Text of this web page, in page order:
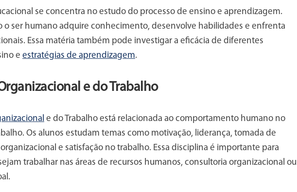
se concentra no estudo do processo de ensino e aprendizagem.
o ser humano adquire conhecimento, desenvolve habilidades e enfrenta
Essa matéria também pode investigar a eficácia de diferentes
e estratégias de aprendizagem.
e do Trabalho
e do Trabalho está relacionada ao comportamento humano no
Os alunos estudam temas como motivação, liderança, tomada de
e satisfação no trabalho. Essa disciplina é importante para
trabalhar nas áreas de recursos humanos, consultoria organizacional ou